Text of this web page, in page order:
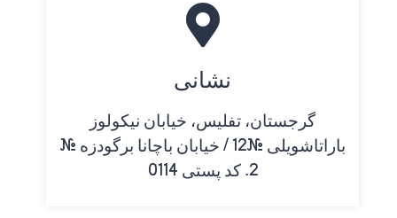
نشانی
گرجستان، تفلیس، خیابان نیکولوز
باراتاشویلی #12 / خیابان باچانا برگودزه #
2. کد پستی 0114